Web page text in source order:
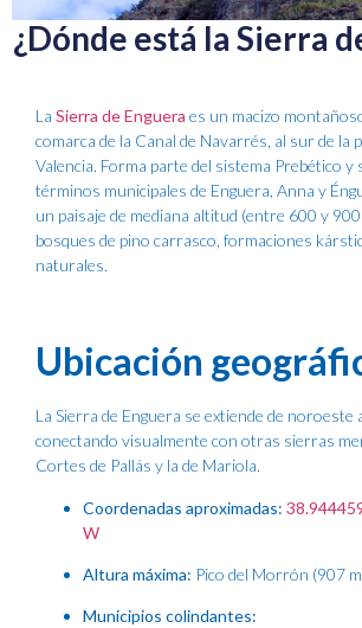
¿Dónde está la Sierra
La Sierra de Enguera es un macizo
comarca de la Canal de Navarrés, al sur de la
Valencia. Forma parte del sistema Prebético y
términos municipales de Enguera, Anna y
un paisaje de mediana altitud (entre 600 y
bosques de pino carrasco, formaciones
naturales.
Ubicación
La Sierra de Enguera se extiende de noroeste
conectando visualmente con otras sierras
Cortes de Pallás y la de Mariola.
Coordenadas aproximadas:
W
Altura máxima: Pico del Morrón (907
Municipios colindantes: